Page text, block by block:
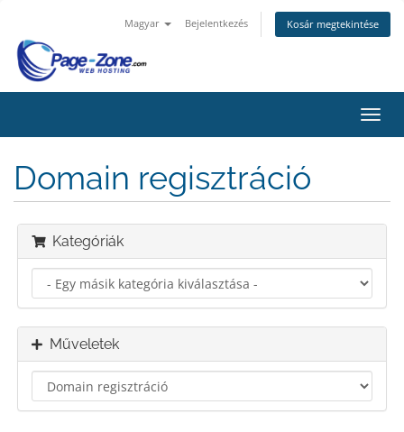
Magyar Bejelentkezés Kosár megtekintése
a
Domain regisztráció
Kategóriák
Műveletek